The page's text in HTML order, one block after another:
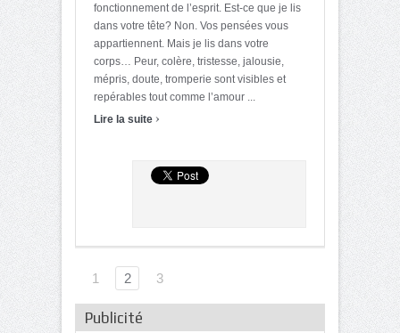
fonctionnement de l’esprit. Est-ce que je lis
dans votre tête? Non. Vos pensées vous
appartiennent. Mais je lis dans votre
corps… Peur, colère, tristesse, jalousie,
mépris, doute, tromperie sont visibles et
repérables tout comme l’amour ...
Lire la suite ›
1 2 3
Publicité